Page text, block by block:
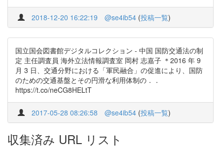
2018-12-20 16:22:19 @se4ib54 (投稿一覧)
国立国会図書館デジタルコレクション - 中国 国防交通法の制
定 主任調査員 海外立法情報調査室 岡村 志嘉子 ＊2016 年 9
月 3 日、交通分野における「軍民融合」の促進により、国防
のための交通基盤とその円滑な利用体制の．．
https://t.co/neCG8HELtT
2017-05-28 08:26:58 @se4ib54 (投稿一覧)
収集済み URL リスト